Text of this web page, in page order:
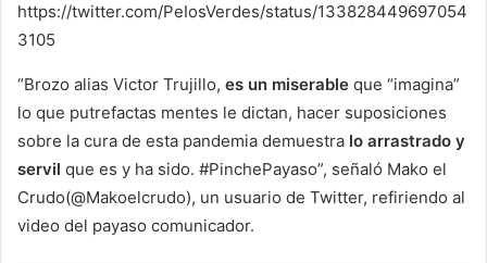
https://twitter.com/PeIosVerdes/status/133828449697054
3105
“Brozo alias Victor Trujillo, es un miserable que “imagina”
lo que putrefactas mentes le dictan, hacer suposiciones
sobre la cura de esta pandemia demuestra lo arrastrado y
servil que es y ha sido. #PinchePayaso”, señaló Mako el
Crudo(@Makoelcrudo), un usuario de Twitter, refiriendo al
video del payaso comunicador.